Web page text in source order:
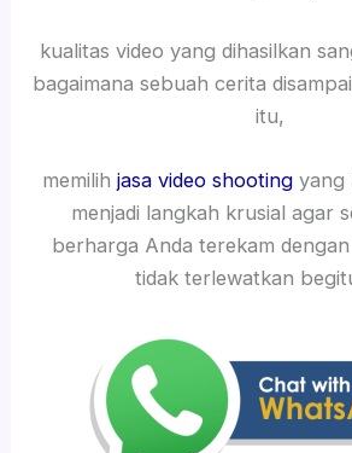
kualitas video yang dihasilkan
bagaimana sebuah cerita
itu,
memilih jasa video shooting yang
menjadi langkah krusial agar
berharga Anda terekam
tidak terlewatkan